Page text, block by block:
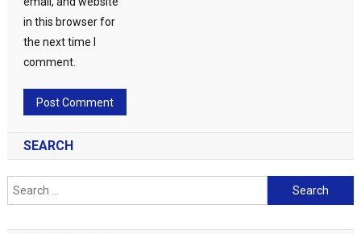
in this browser for
the next time I
comment.
SEARCH
Search
for: